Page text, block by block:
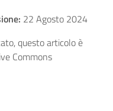
22 Agosto 2024
questo articolo è
Commons